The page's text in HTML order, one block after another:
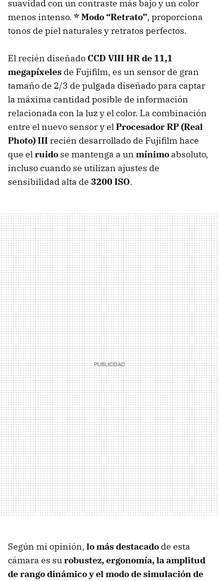
suavidad con un contraste más bajo y un color
menos intenso. * Modo “Retrato”, proporciona
tonos de piel naturales y retratos perfectos.
El recién diseñado CCD VIII HR de 11,1
megapíxeles de Fujifilm, es un sensor de gran
tamaño de 2/3 de pulgada diseñado para captar
la máxima cantidad posible de información
relacionada con la luz y el color. La combinación
entre el nuevo sensor y elProcesador RP (Real
Photo) III recién desarrollado de Fujifilm hace
que elruido se mantenga a un mínimo absoluto,
incluso cuando se utilizan ajustes de
sensibilidad alta de 3200 ISO.
Según mi opinión, lo más destacado de esta
cámara es surobustez, ergonomía, la amplitud
de rango dinámico y el modo de simulación de